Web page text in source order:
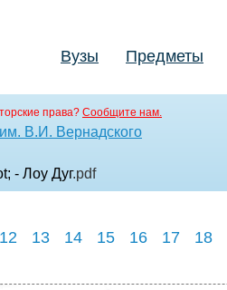
Вузы Предметы
права? Сообщите нам.
В.И. Вернадского
- Лоу Дуг.pdf
12 13 14 15 16 17 18